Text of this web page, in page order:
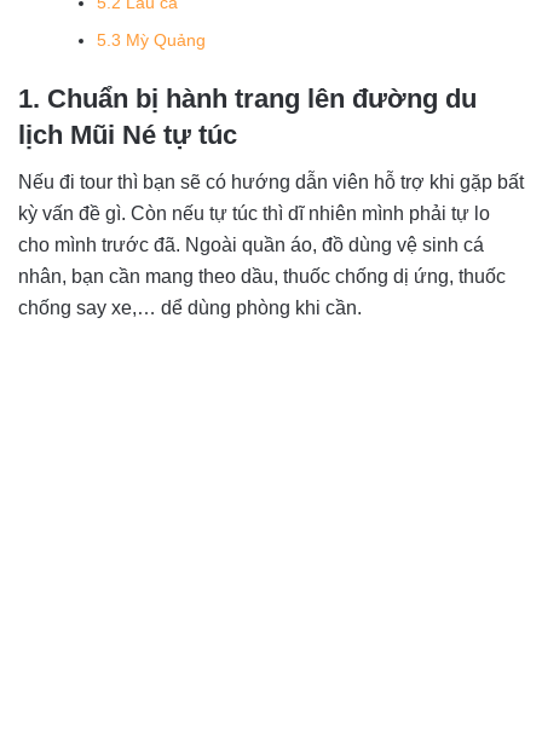
5.3 Mỳ Quảng
1. Chuẩn bị hành trang lên đường du
lịch Mũi Né tự túc
Nếu đi tour thì bạn sẽ có hướng dẫn viên hỗ trợ khi gặp bất
kỳ vấn đề gì. Còn nếu tự túc thì dĩ nhiên mình phải tự lo
cho mình trước đã. Ngoài quần áo, đồ dùng vệ sinh cá
nhân, bạn cần mang theo dầu, thuốc chống dị ứng, thuốc
chống say xe,… dể dùng phòng khi cần.